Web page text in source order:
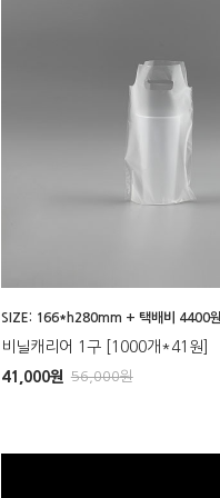
SIZE: 166*h280mm + 택배비 4400원
비닐캐리어 1구 [1000개*41원]
41,000원 56,000원